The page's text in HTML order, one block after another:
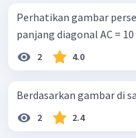
Perhatikan gambar persegi
panjang diagonal AC =
2 4.0
Berdasarkan gambar di
2 2.4